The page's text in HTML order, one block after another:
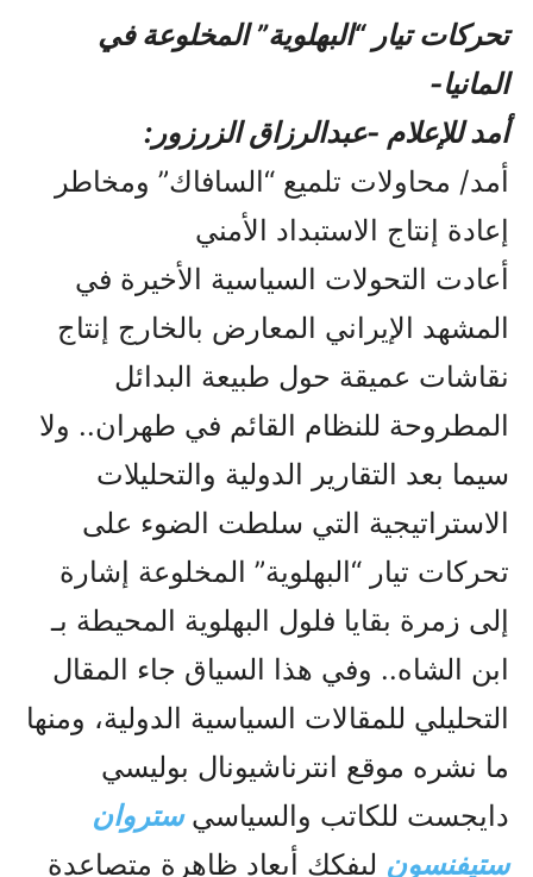
تحركات تيار “البهلوية” المخلوعة في
المانیا-
أمد للإعلام -عبدالرزاق الزرزور:
أمد/ محاولات تلميع “السافاك” ومخاطر
إعادة إنتاج الاستبداد الأمني
أعادت التحولات السياسية الأخيرة في
المشهد الإيراني المعارض بالخارج إنتاج
نقاشات عميقة حول طبيعة البدائل
المطروحة للنظام القائم في طهران.. ولا
سيما بعد التقارير الدولية والتحليلات
الاستراتيجية التي سلطت الضوء على
تحركات تيار “البهلوية” المخلوعة إشارة
إلى زمرة بقايا فلول البهلوية المحيطة بـ
ابن الشاه.. وفي هذا السياق جاء المقال
التحليلي للمقالات السياسية الدولية، ومنها
ما نشره موقع انترناشيونال بوليسي
دايجست للكاتب والسياسيستروان
ستيفنسون ليفكك أبعاد ظاهرة متصاعدة